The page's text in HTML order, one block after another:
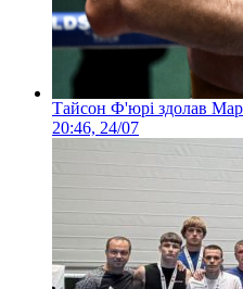
Тайсон Ф'юрі здолав
20:46, 24/07